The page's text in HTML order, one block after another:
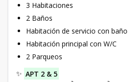
3 Habitaciones
2 Baños
Habitación de servicio con baño
Habitación principal con W/C
2 Parqueos
✨ APT 2 & 5